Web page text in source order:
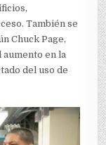
También se
Chuck Page,
en la
del uso de